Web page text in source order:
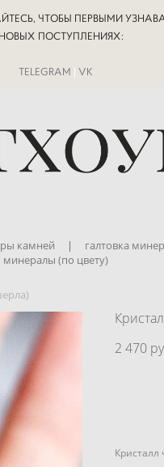
ЧТОБЫ ПЕРВЫМИ
ПОСТУПЛЕНИЯХ:
TELEGRAM | VK
камней | галтовка
минералы (по цвету)
2 470
Кристалл